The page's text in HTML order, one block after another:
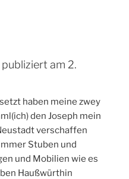
am 2.
haben meine zwey
den Joseph mein
verschaffen
Stuben und
und Mobilien wie es
Haußwürthin